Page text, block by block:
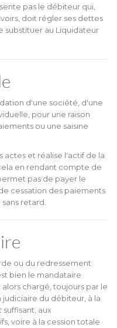
pas le débiteur qui,
doit régler ses dettes
substituer au Liquidateur
d'une société, d'une
pour une raison
ou une saisine
actes et réalise l'actif de la
en rendant compte de
pas de payer le
cessation des paiements
retard.
ou du redressement
bien le mandataire
chargé, toujours par le
du débiteur, à la
aux
voire à la cession totale